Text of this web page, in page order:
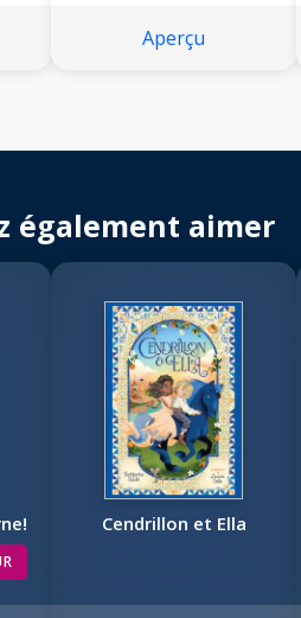
Aperçu
également aimer
Cendrillon et Ella